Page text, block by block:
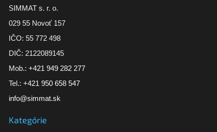
SIMMAT s. r. o.
029 55 Novoť 157
IČO: 55 772 498
DIČ: 2122089145
Mob.: +421 949 282 277
Tel.: +421 950 658 547
info@simmat.sk
Kategórie